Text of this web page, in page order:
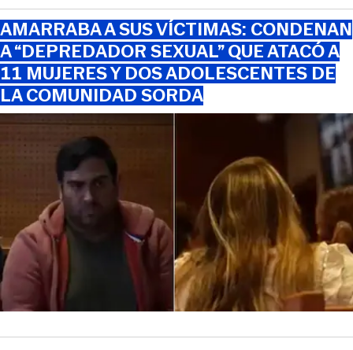
AMARRABA A SUS VÍCTIMAS: CONDENAN
A “DEPREDADOR SEXUAL” QUE ATACÓ A
11 MUJERES Y DOS ADOLESCENTES DE
LA COMUNIDAD SORDA